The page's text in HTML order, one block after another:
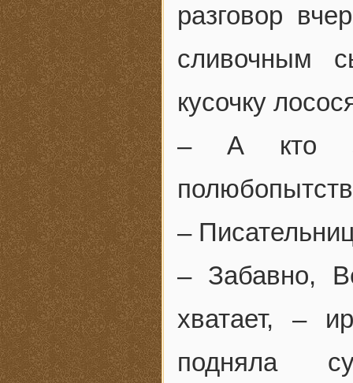
разговор
сливочным
кусочку
– А кто
–
– Забавно,
хватает, –
подняла